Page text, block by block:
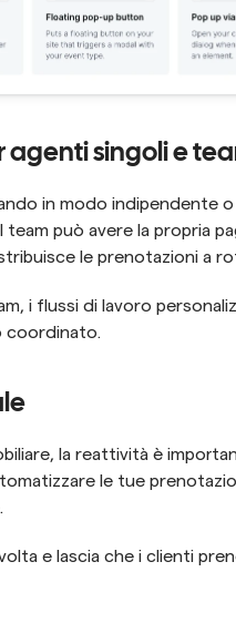
agenti singoli e
in modo indipendente
team può avere la propria
le prenotazioni a
i flussi di lavoro
coordinato.
la reattività è
le tue
e lascia che i clienti